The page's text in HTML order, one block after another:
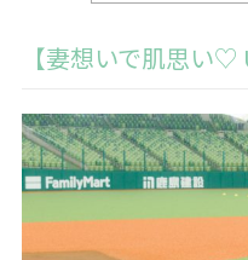
【妻想いで肌思い♡